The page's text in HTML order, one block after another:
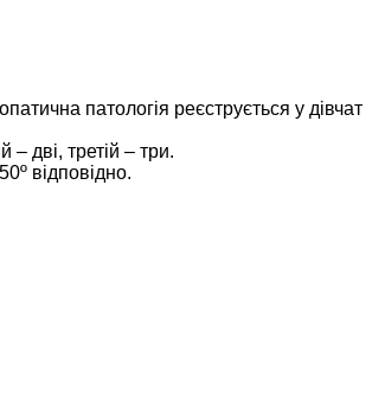
патологія реєструється у дівчат
дві, третій – три.
відповідно.